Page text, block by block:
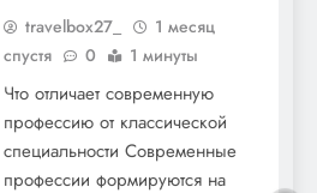
travelbox27_
1 месяц
спустя
0 1 минуты
Что отличает современную
профессию от классической
специальности Современные
профессии формируются на